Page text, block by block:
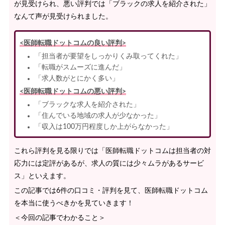
が見受けられ、悪い評判では「ブラックの求人を紹介された」
なんて声が見受けられました。
<医師転職ドットコムの良い評判>
「担当者が要望をしっかりくみ取ってくれた」
「転職がスムーズに進んだ」
「求人数がとにかく多い」
<医師転職ドットコムの悪い評判>
「ブラックな求人を紹介された」
「住んでいる地域の求人が少なかった」
「収入は100万円程度しか上がらなかった」
これら評判を見る限りでは「医師転職ドットコムは担当者の対
応力には定評があるが、求人の質には少々ムラがあるサービ
ス」といえます。
この記事では6件の口コミ・評判を見て、医師転職ドットコム
を本当に使うべきかを見ていきます！
＜今回の記事でわかること＞